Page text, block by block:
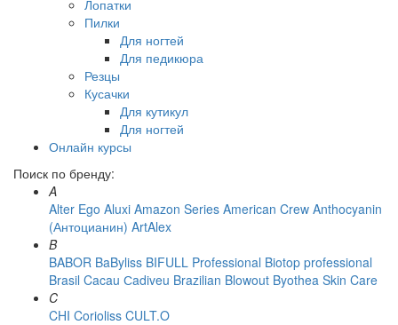
Лопатки
Пилки
Для ногтей
Для педикюра
Резцы
Кусачки
Для кутикул
Для ногтей
Онлайн курсы
Поиск по бренду:
A
Alter Ego Aluxi Amazon Series American Crew Anthocyanin
(Антоцианин) ArtAlex
B
BABOR BaByliss BIFULL Professional Biotop professional
Brasil Cacau Сadiveu Brazilian Blowout Byothea Skin Care
C
CHI Corioliss CULT.O